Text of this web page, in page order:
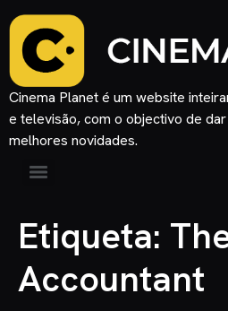
Cinema Planet é um website
e televisão, com o objectivo de
melhores novidades.
Etiqueta:
Accountant